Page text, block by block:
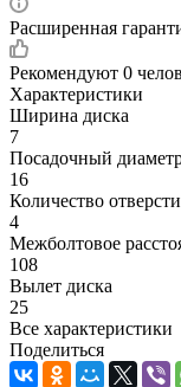
Расширенная
Рекомендуют 0
Характеристики
Ширина диска
7
Посадочный
16
Количество
4
Межболтовое
108
Вылет диска
25
Все характеристики
Поделиться